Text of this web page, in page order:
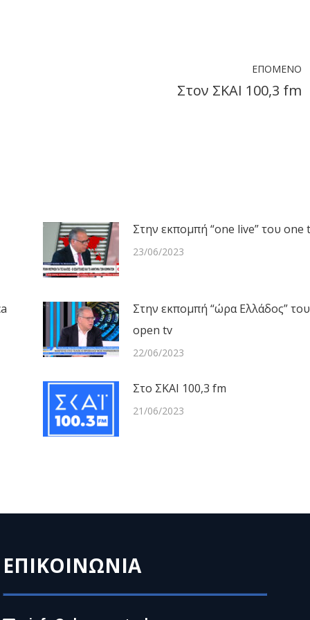
ΕΠΌΜΕΝΟ
Στον ΣΚΑΙ 100,3 fm
Στην εκπομπή “one live” του one
23/06/2023
Στην εκπομπή “ώρα Ελλάδος” του
open tv
22/06/2023
Στο ΣΚΑΙ 100,3 fm
21/06/2023
ΕΠΙΚΟΙΝΩΝΙΑ